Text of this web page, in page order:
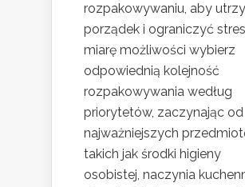
rozpakowywaniu, aby
porządek i ograniczyć
miarę możliwości wybierz
odpowiednią kolejność
rozpakowywania według
priorytetów, zaczynając od
najważniejszych
takich jak środki higieny
osobistej, naczynia